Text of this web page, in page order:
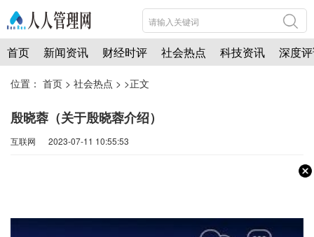
首页 新闻资讯 财经时评 社会热点 科技资讯 深度
位置： 首页 > 社会热点 > >正文
殷晓蓉（关于殷晓蓉介绍）
互联网 2023-07-11 10:55:53